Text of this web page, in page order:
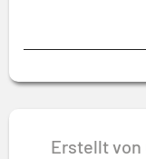
Erstellt von